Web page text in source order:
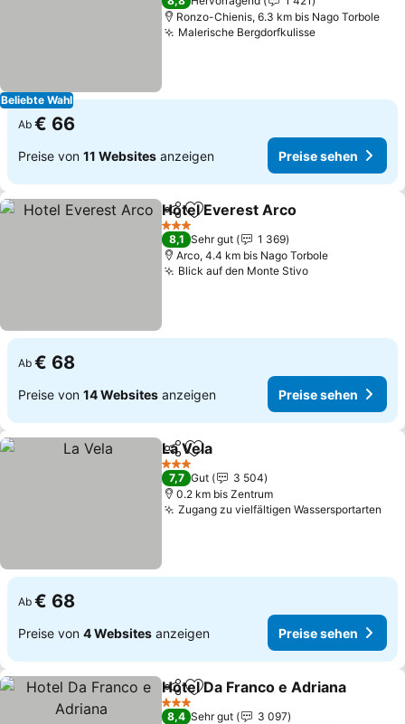
Beliebte Wahl
Ronzo-Chienis, 6.3 km bis Nago Torbole
Malerische Bergdorfkulisse
Ab € 66
Preise von 11 Websites anzeigen Preise sehen
TeilenZu Favoriten hinzufügen
Hotel Everest Arco
3 Sterne
8,1 Sehr gut
1 369
Arco, 4.4 km bis Nago Torbole
Blick auf den Monte Stivo
Ab € 68
Preise von 14 Websites anzeigen Preise sehen
TeilenZu Favoriten hinzufügen
La Vela
3 Sterne
7,7 Gut
3 504
0.2 km bis Zentrum
Zugang zu vielfältigen Wassersportarten
Ab € 68
Preise von 4 Websites anzeigen Preise sehen
TeilenZu Favoriten hinzufügen
Hotel Da Franco e Adriana
3 Sterne
8,4 Sehr gut
3 097